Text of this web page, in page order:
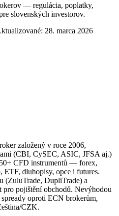
— regulácia, poplatky,
slovenských investorov.
28. marca 2026
založený v roce 2006,
(CBI, CySEC, ASIC, JFSA aj.)
CFD instrumentů — forex,
dluhopisy, opce i futures.
(ZuluTrade, DupliTrade) a
pro pojištění obchodů. Nevýhodou
oproti ECN brokerům,
CZK.